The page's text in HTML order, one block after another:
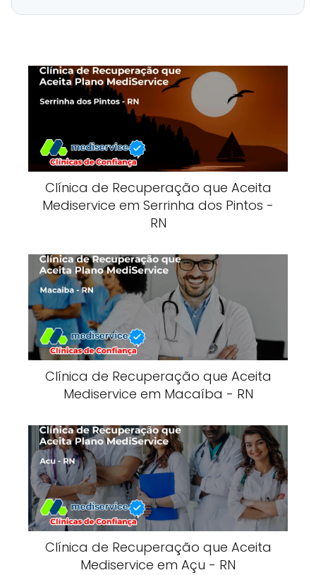
Clínica de Recuperação que Aceita
Mediservice em Serrinha dos Pintos -
RN
Clínica de Recuperação que Aceita
Mediservice em Macaíba - RN
Clínica de Recuperação que Aceita
Mediservice em Açu - RN